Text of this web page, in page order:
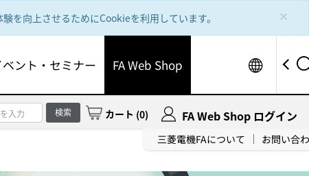
×
を向上させるためにCookieを利用しています。
ベント・セミナー FA Web Shop
三菱電機FAについて お問い合
検索 カート (0) FA Web Shop ログイン